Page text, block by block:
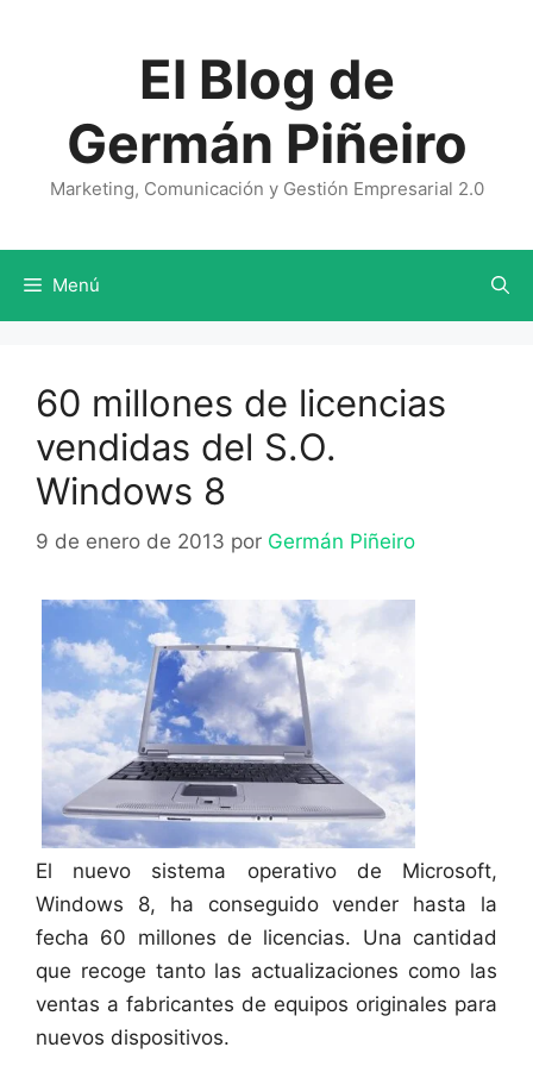
El Blog de
Germán Piñeiro
Marketing, Comunicación y Gestión Empresarial 2.0
Menú
60 millones de licencias
vendidas del S.O.
Windows 8
9 de enero de 2013 por Germán Piñeiro
El nuevo sistema operativo de Microsoft,
Windows 8, ha conseguido vender hasta la
fecha 60 millones de licencias. Una cantidad
que recoge tanto las actualizaciones como las
ventas a fabricantes de equipos originales para
nuevos dispositivos.